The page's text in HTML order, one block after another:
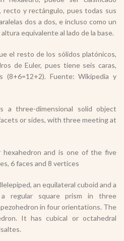
recto y rectángulo, pues todas sus
dos a dos, e incluso como un
equivalente al lado de la base.
el resto de los sólidos platónicos,
de Euler, pues tiene seis caras,
Fuente: Wikipedia y
a three-dimensional solid object
or sides, with three meeting at
and is one of the five
6 faces and 8 vertices
an equilateral cuboid and a
regular square prism in three
in four orientations. The
It has cubical or octahedral